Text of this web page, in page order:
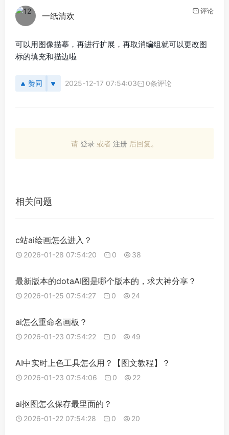
一纸清欢 评论
可以用图像描摹，再进行扩展，再取消编组就可以更改图
标的填充和描边啦
赞同 2025-12-17 07:54:03 0条评论
请 登录 或者 注册 后回复。
相关问题
c站ai绘画怎么进入？
2026-01-28 07:54:20 0 38
最新版本的dotaAI图是哪个版本的，求大神分享？
2026-01-25 07:54:27 0 24
ai怎么重命名画板？
2026-01-23 07:54:22 0 49
AI中实时上色工具怎么用？【图文教程】？
2026-01-23 07:54:06 0 22
ai抠图怎么保存最里面的？
2026-01-22 07:54:28 0 20